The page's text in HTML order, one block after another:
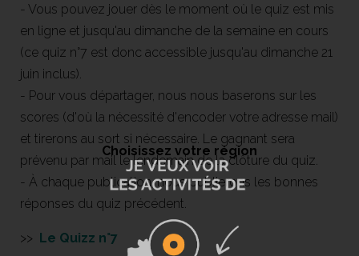
- Vous pouvez jouer dès le moment où le quiz est mis
en ligne et jusqu'au dimanche de la semaine en cours
(ce quiz n°7 est donc accessible jusqu'au dimanche 21
juin inclus).
- Pour vous départager, nous nous baserons sur les
scores (d'où la nécessité d'encoder votre adresse mail)
et tirerons au sort si nécessaire. Le gagnant sera
prévenu par mail le lendemain de la clôture du quiz.
- À chaque publication, nous publierons les bonnes
réponses du quiz précédent.
>> Le Quizz n°7
Choisissez votre région